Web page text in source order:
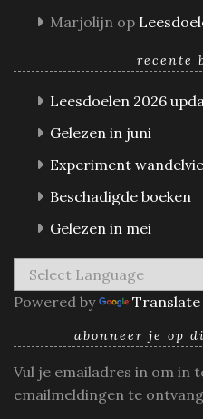
Marjolijn op
recente
Leesdoelen 2026
Gelezen in juni
Experiment
Beschadigde boeken
Gelezen in mei
Powered by Translate
abonneer je op
Vul je emailadres in om in
emailmeldingen te